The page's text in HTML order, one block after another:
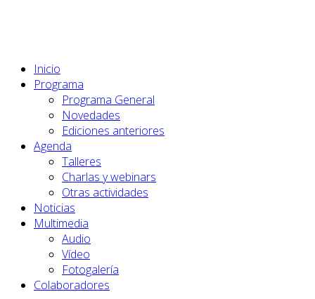
Inicio
Programa
Programa General
Novedades
Ediciones anteriores
Agenda
Talleres
Charlas y webinars
Otras actividades
Noticias
Multimedia
Audio
Vídeo
Fotogalería
Colaboradores